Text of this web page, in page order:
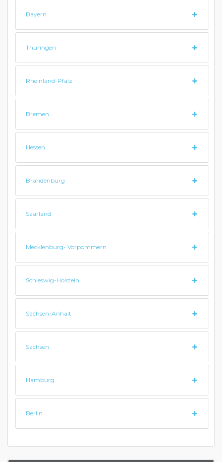
Bayern
Thüringen
Rheinland-Pfalz
Bremen
Hessen
Brandenburg
Saarland
Mecklenburg- Vorpommern
Schleswig-Holstein
Sachsen-Anhalt
Sachsen
Hamburg
Berlin